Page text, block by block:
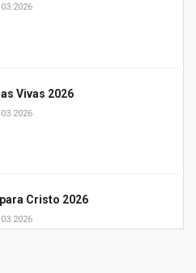
Vivas 2026
para Cristo 2026